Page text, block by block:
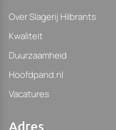
Over Slagerij Hilbrants
Kwaliteit
Duurzaamheid
Hoofdpand.nl
Vacatures
Adres